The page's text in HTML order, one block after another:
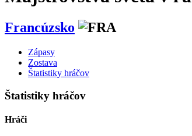
Francúzsko
Zápasy
Zostava
Štatistiky hráčov
Štatistiky hráčov
Hráči